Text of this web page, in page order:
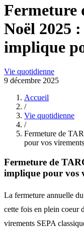
Fermeture
Noël 2025
implique
Vie quotidienne
9 décembre 2025
Accueil
/
Vie quotidienne
/
Fermeture de
pour vos virements
Fermeture de
implique pour vos
La fermeture annuelle
cette fois en plein coeur
virements SEPA